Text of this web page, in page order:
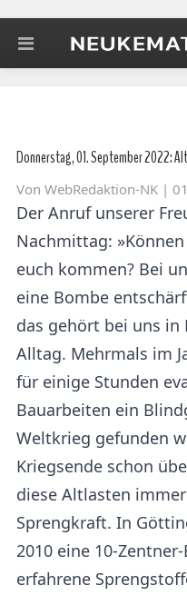
Donnerstag, 01. September 2022:
Von WebRedaktion-NK |
Der Anruf unserer
Nachmittag:
euch kommen? Bei
eine Bombe
das gehört bei uns in
Alltag. Mehrmals im
für einige Stunden
Bauarbeiten ein
Weltkrieg gefunden
Kriegsende schon
diese Altlasten
Sprengkraft. In
2010 eine 10-
erfahrene